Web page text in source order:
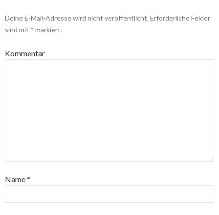
Deine E-Mail-Adresse wird nicht veröffentlicht. Erforderliche Felder
sind mit * markiert.
Kommentar
Name*